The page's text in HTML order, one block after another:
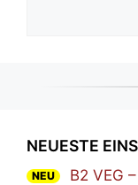
NEUESTE
NEU
B2 VEG